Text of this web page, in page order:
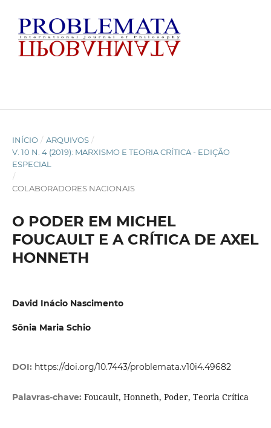
INÍCIO / ARQUIVOS /
V. 10 N. 4 (2019): MARXISMO E TEORIA CRÍTICA - EDIÇÃO
ESPECIAL
/
COLABORADORES NACIONAIS
O PODER EM MICHEL
FOUCAULT E A CRÍTICA DE AXEL
HONNETH
David Inácio Nascimento
Sônia Maria Schio
DOI: https://doi.org/10.7443/problemata.v10i4.49682
Palavras-chave: Foucault, Honneth, Poder, Teoria Crítica